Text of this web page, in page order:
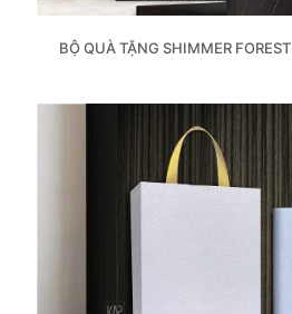
BỘ QUÀ TẶNG SHIMMER FOREST